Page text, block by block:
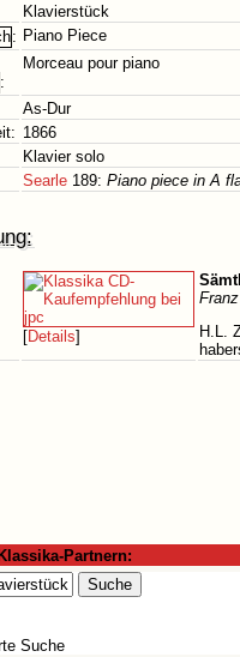
Klavierstück
: Piano Piece
:
Morceau pour piano
As-Dur
1866
Klavier solo
Searle 189: Piano piece in A
[Details]
H.L.
Partnern:
Suche